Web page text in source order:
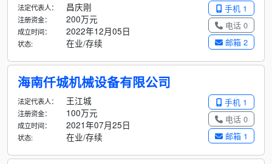
手机 1
电话 0
邮箱 2
法定代表人： 昌庆刚
注册资金： 200万元
成立时间： 2022年12月05日
状态: 在业/存续
海南仟城机械设备有限公司
手机 1
电话 0
邮箱 1
法定代表人： 王江城
注册资金： 100万元
成立时间： 2021年07月25日
状态: 在业/存续